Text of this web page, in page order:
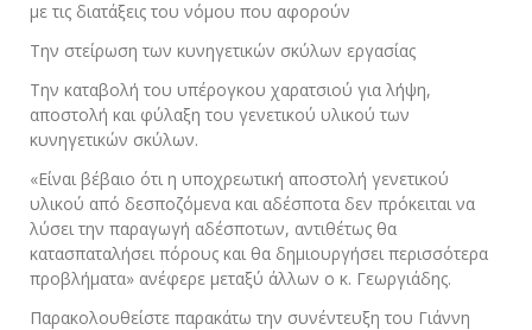
με τις διατάξεις του νόμου που αφορούν
Την στείρωση των κυνηγετικών σκύλων εργασίας
Την καταβολή του υπέρογκου χαρατσιού για λήψη,
αποστολή και φύλαξη του γενετικού υλικού των
κυνηγετικών σκύλων.
«Είναι βέβαιο ότι η υποχρεωτική αποστολή γενετικού
υλικού από δεσποζόμενα και αδέσποτα δεν πρόκειται να
λύσει την παραγωγή αδέσποτων, αντιθέτως θα
κατασπαταλήσει πόρους και θα δημιουργήσει περισσότερα
προβλήματα» ανέφερε μεταξύ άλλων ο κ. Γεωργιάδης.
Παρακολουθείστε παρακάτω την συνέντευξη του Γιάννη